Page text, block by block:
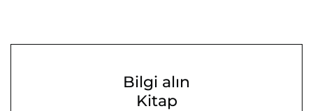
Bilgi alın
Kitap